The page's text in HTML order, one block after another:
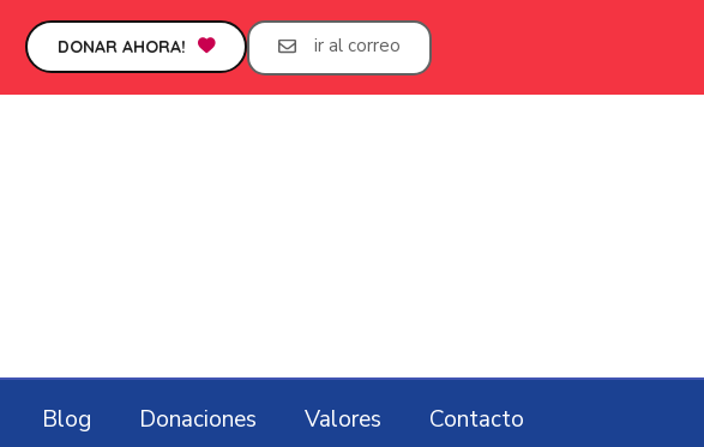
DONAR AHORA! ir al correo
Blog Donaciones Valores Contacto